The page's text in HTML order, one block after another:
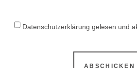
Datenschutzerklärung gelesen und